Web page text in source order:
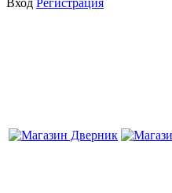
Вход Регистрация